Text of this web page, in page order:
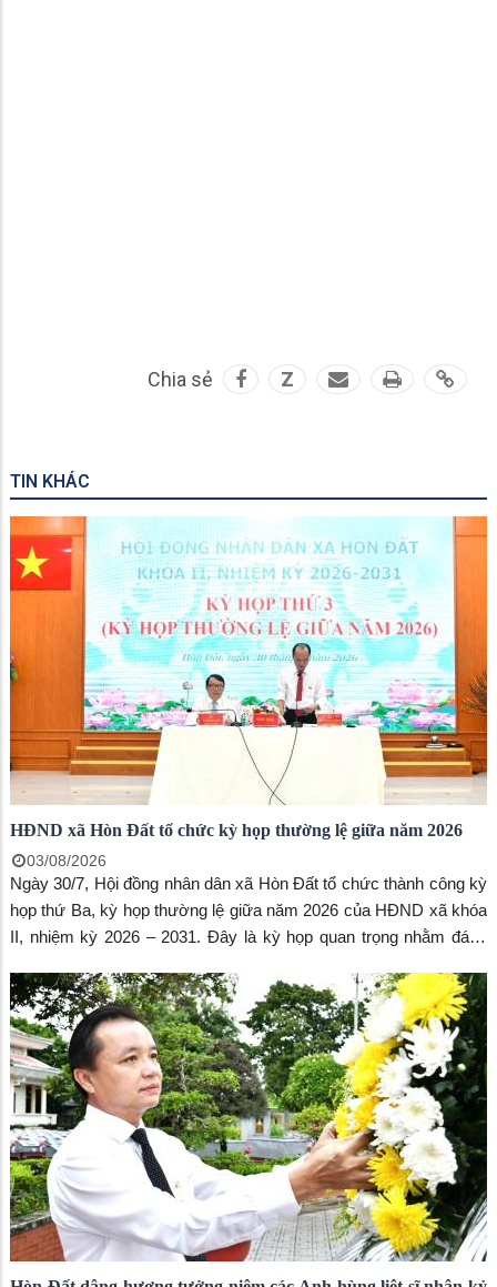
Chia sẻ Z
TIN KHÁC
HĐND xã Hòn Đất tổ chức kỳ họp thường lệ giữa năm 2026
03/08/2026
Ngày 30/7, Hội đồng nhân dân xã Hòn Đất tổ chức thành công kỳ
họp thứ Ba, kỳ họp thường lệ giữa năm 2026 của HĐND xã khóa
II, nhiệm kỳ 2026 – 2031. Đây là kỳ họp quan trọng nhằm đánh
ngân sách nhà nước 6 tháng đầu năm và đề ra các nhiệm vụ, giải
pháp trọng tâm cho 6 tháng cuối năm. Kỳ họp do Thường trực
HĐND xã chủ trì.